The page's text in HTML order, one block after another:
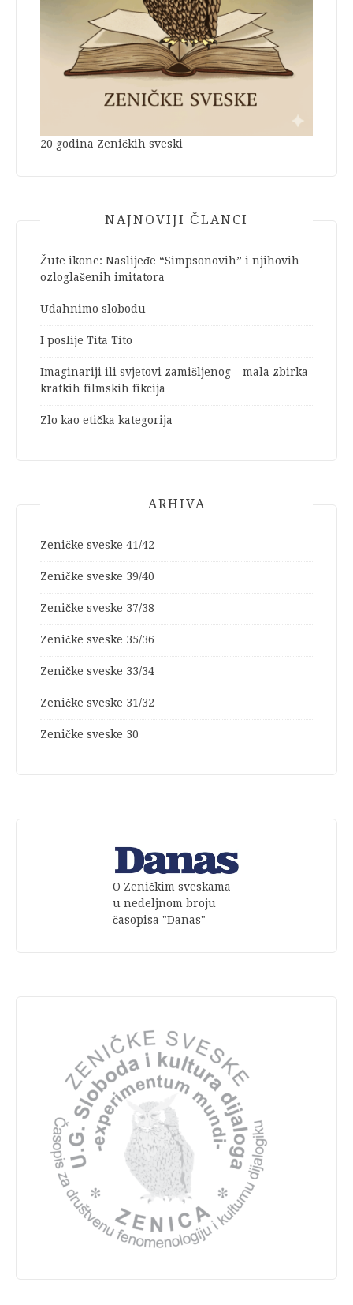
20 godina Zeničkih sveski
NAJNOVIJI ČLANCI
Žute ikone: Naslijeđe “Simpsonovih” i njihovih
ozloglašenih imitatora
Udahnimo slobodu
I poslije Tita Tito
Imaginariji ili svjetovi zamišljenog – mala zbirka
kratkih filmskih fikcija
Zlo kao etička kategorija
ARHIVA
Zeničke sveske 41/42
Zeničke sveske 39/40
Zeničke sveske 37/38
Zeničke sveske 35/36
Zeničke sveske 33/34
Zeničke sveske 31/32
Zeničke sveske 30
O Zeničkim sveskama
u nedeljnom broju
časopisa "Danas"